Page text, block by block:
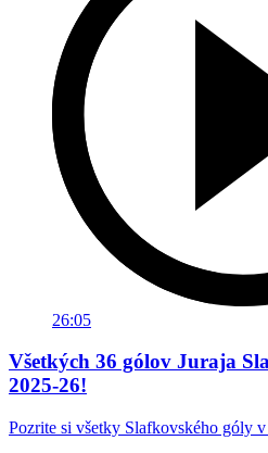
26:05
Všetkých 36 gólov Juraja
2025-26!
Pozrite si všetky Slafkovského góly v